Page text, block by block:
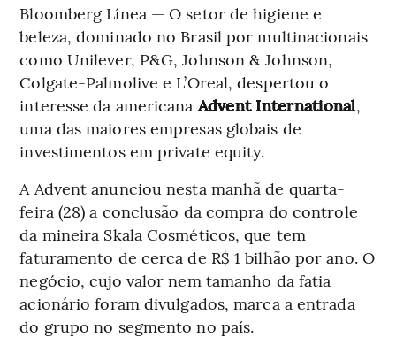
Bloomberg Línea — O setor de higiene e
beleza, dominado no Brasil por multinacionais
como Unilever, P&G, Johnson & Johnson,
Colgate-Palmolive e L’Oreal, despertou o
interesse da americanaAdvent International,
uma das maiores empresas globais de
investimentos em private equity.
A Advent anunciou nesta manhã de quarta-
feira (28) a conclusão da compra do controle
da mineira Skala Cosméticos, que tem
faturamento de cerca de R$ 1 bilhão por ano. O
negócio, cujo valor nem tamanho da fatia
acionário foram divulgados, marca a entrada
do grupo no segmento no país.